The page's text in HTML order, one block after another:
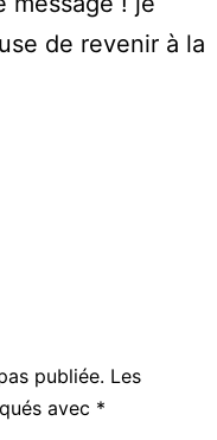
de revenir à la
publiée. Les
avec *